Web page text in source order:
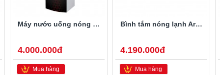
Máy nước uống nóng lạnh Alaska R-80
4.000.000đ
Mua hàng
Bình tắm nóng lạnh Ariston PRO-R40SH 2.5FE 40 Lít
4.190.000đ
Mua hàng